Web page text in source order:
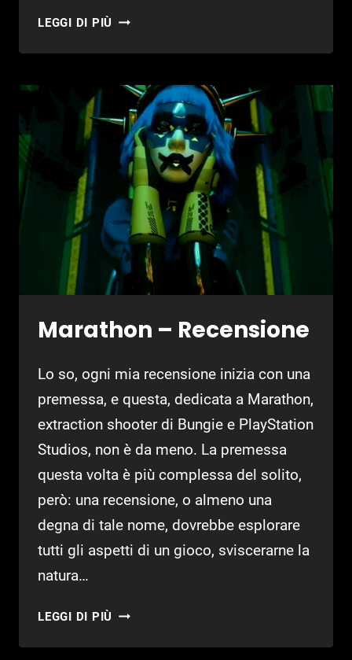
LEGGI DI PIÙ MARATHON
SETTIMANA
Marathon – Recensione
Lo so, ogni mia recensione inizia con una
premessa, e questa, dedicata a Marathon,
extraction shooter di Bungie e PlayStation
Studios, non è da meno. La premessa
questa volta è più complessa del solito,
però: una recensione, o almeno una
degna di tale nome, dovrebbe esplorare
tutti gli aspetti di un gioco, sviscerarne la
natura…
LEGGI DI PIÙ MARATHON
RECENSIONE